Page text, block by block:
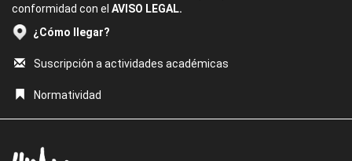
conformidad con el AVISO LEGAL.
¿Cómo llegar?
Suscripción a actividades académicas
Normatividad